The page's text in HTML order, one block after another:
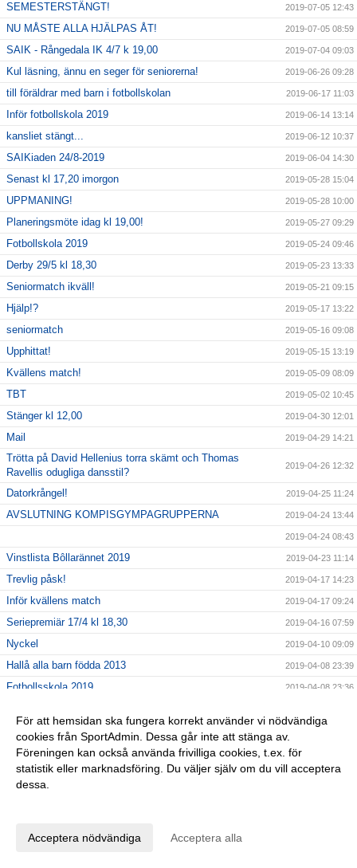
SEMESTERSTÄNGT! 2019-07-05 12:43
NU MÅSTE ALLA HJÄLPAS ÅT! 2019-07-05 08:59
SAIK - Rångedala IK 4/7 k 19,00 2019-07-04 09:03
Kul läsning, ännu en seger för seniorerna! 2019-06-26 09:28
till föräldrar med barn i fotbollskolan 2019-06-17 11:03
Inför fotbollskola 2019 2019-06-14 13:14
kansliet stängt... 2019-06-12 10:37
SAIKiaden 24/8-2019 2019-06-04 14:30
Senast kl 17,20 imorgon 2019-05-28 15:04
UPPMANING! 2019-05-28 10:00
Planeringsmöte idag kl 19,00! 2019-05-27 09:29
Fotbollskola 2019 2019-05-24 09:46
Derby 29/5 kl 18,30 2019-05-23 13:33
Seniormatch ikväll! 2019-05-21 09:15
Hjälp!? 2019-05-17 13:22
seniormatch 2019-05-16 09:08
Upphittat! 2019-05-15 13:19
Kvällens match! 2019-05-09 08:09
TBT 2019-05-02 10:45
Stänger kl 12,00 2019-04-30 12:01
Mail 2019-04-29 14:21
Trötta på David Hellenius torra skämt och Thomas
Ravellis odugliga dansstil?
2019-04-26 12:32
Datorkrångel! 2019-04-25 11:24
AVSLUTNING KOMPISGYMPAGRUPPERNA 2019-04-24 13:44
2019-04-24 08:43
Vinstlista Bôllarännet 2019 2019-04-23 11:14
Trevlig påsk! 2019-04-17 14:23
Inför kvällens match 2019-04-17 09:24
Seriepremiär 17/4 kl 18,30 2019-04-16 07:59
Nyckel 2019-04-10 09:09
Hallå alla barn födda 2013 2019-04-08 23:39
Fotbollsskola 2019 2019-04-08 23:36
En sommarhälsning fr 2018
GLÖM EJ! 2019-03-26 11:47
Lagfotografering 2019-03-20 10:00
Påminner om årsmötet 10/3!
För att hemsidan ska fungera korrekt använder vi nödvändiga
cookies från SportAdmin. Dessa går inte att stänga av.
Föreningen kan också använda frivilliga cookies, t.ex. för
statistik eller marknadsföring. Du väljer själv om du vill acceptera
dessa.
Acceptera nödvändiga Acceptera alla